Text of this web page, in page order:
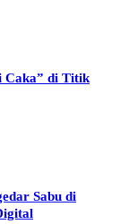
Caka” di Titik
Sabu di